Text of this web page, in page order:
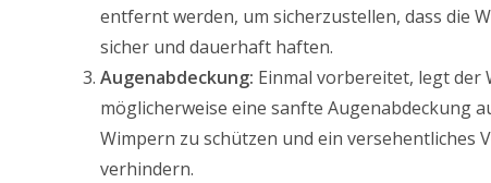
entfernt werden, um sicherzustellen, dass die
sicher und dauerhaft haften.
Augenabdeckung: Einmal vorbereitet, legt der
möglicherweise eine sanfte Augenabdeckung
Wimpern zu schützen und ein versehentliches
verhindern.